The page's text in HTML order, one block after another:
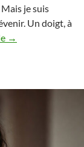
je suis
Un doigt, à
Les
→